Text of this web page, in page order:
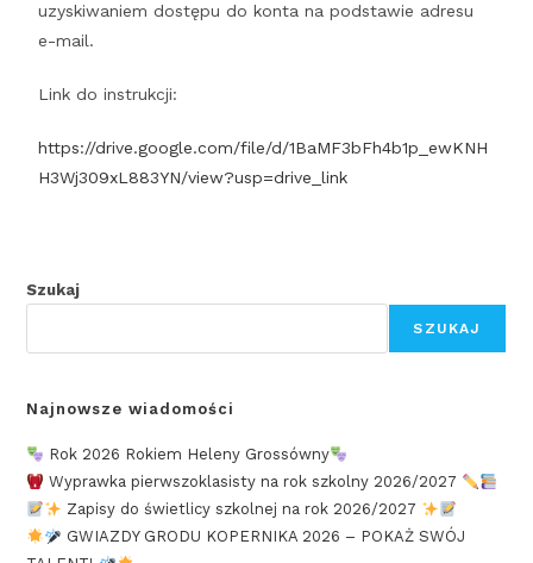
uzyskiwaniem dostępu do konta na podstawie adresu
e-mail.
Link do instrukcji:
https://drive.google.com/file/d/1BaMF3bFh4b1p_ewKNH
H3Wj309xL883YN/view?usp=drive_link
Szukaj
SZUKAJ
Najnowsze wiadomości
Rok 2026 Rokiem Heleny Grossówny
Wyprawka pierwszoklasisty na rok szkolny 2026/2027
Zapisy do świetlicy szkolnej na rok 2026/2027
GWIAZDY GRODU KOPERNIKA 2026 – POKAŻ SWÓJ